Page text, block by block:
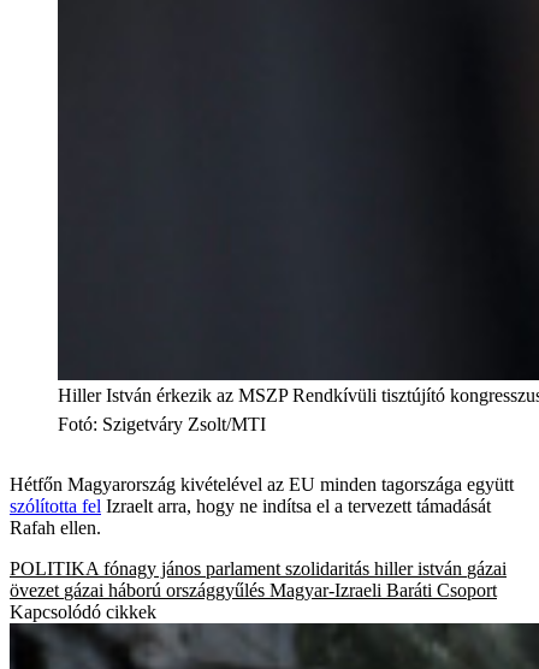
Hiller István érkezik az MSZP Rendkívüli tisztújító
Fotó: Szigetváry Zsolt/MTI
Hétfőn Magyarország kivételével az EU minden tagországa együtt
szólította fel Izraelt arra, hogy ne indítsa el a tervezett támadását
Rafah ellen.
POLITIKA fónagy jános parlament szolidaritás hiller istván gázai
övezet gázai háború országgyűlés Magyar-Izraeli Baráti Csoport
Kapcsolódó cikkek